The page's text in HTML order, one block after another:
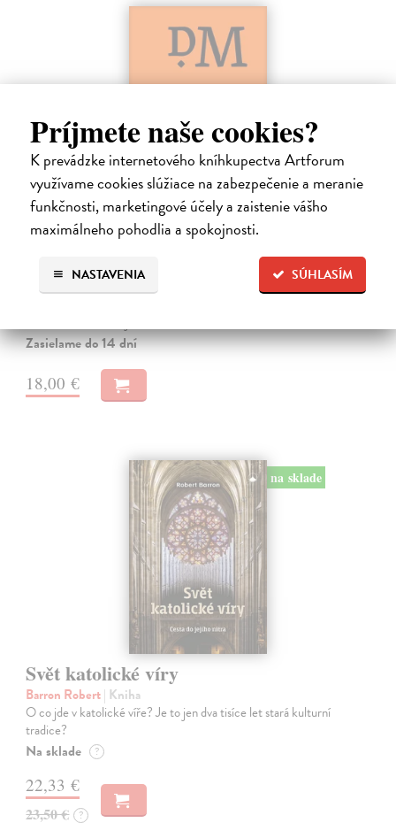
Príjmete naše cookies?
K prevádzke internetového kníhkupectva Artforum
využívame cookies slúžiace na zabezpečenie a meranie
funkčnosti, marketingové účely a zaistenie vášho
maximálneho pohodlia a spokojnosti.
SÚHLASÍM
NASTAVENIA
Dominik Mokoš OFM (1718-1776) a jeho
kazateľská tvorba
Ide o titul, ktorým naše vydavateľstvo pokračuje v mapovaní
františkánskeho príspevku k našej kultúre. Františkán Dominik
Zasielame do 14 dní
18,00 €
na sklade
Svět katolické víry
Barron Robert| Kniha
O co jde v katolické víře? Je to jen dva tisíce let stará kulturní
tradice?
Na sklade ?
22,33 €
23,50 € ?